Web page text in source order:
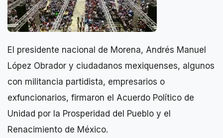
El presidente nacional de Morena, Andrés Manuel
López Obrador y ciudadanos mexiquenses, algunos
con militancia partidista, empresarios o
exfuncionarios, firmaron el Acuerdo Político de
Unidad por la Prosperidad del Pueblo y el
Renacimiento de México.